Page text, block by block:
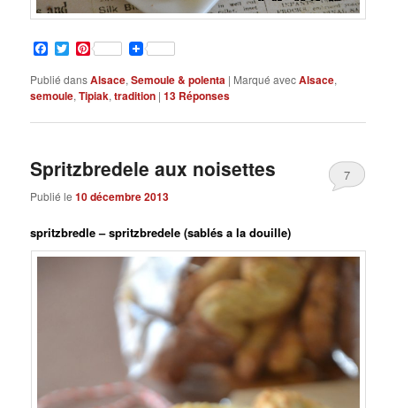
Facebook
TwitterPinterest
Publié dansAlsace,Semoule & polenta | Marqué avecAlsace,
semoule,Tipiak,tradition |13 Réponses
Spritzbredele aux noisettes
Publié le10 décembre 2013
7
spritzbredle – spritzbredele (sablés a la douille)